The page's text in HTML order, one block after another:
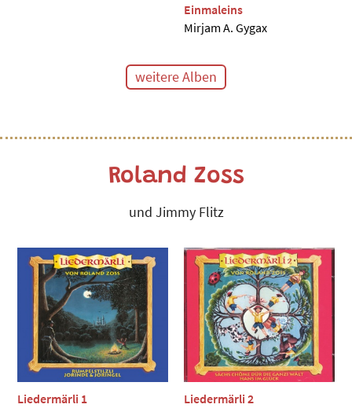
Einmaleins
Mirjam A. Gygax
weitere Alben
Roland Zoss
und Jimmy Flitz
Liedermärli 1
Liedermärli 2